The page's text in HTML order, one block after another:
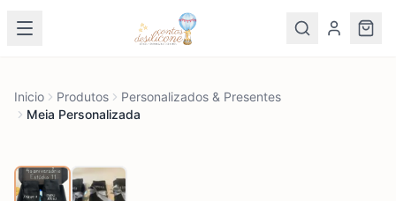
Inicio Produtos
Personalizados & Presentes
Meia Personalizada